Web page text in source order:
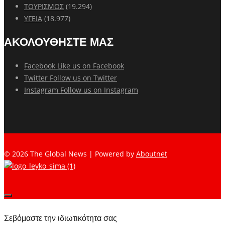
ΤΟΥΡΙΣΜΟΣ (19.294)
ΥΓΕΙΑ (18.977)
ΑΚΟΛΟΥΘΗΣΤΕ ΜΑΣ
Facebook Like us on Facebook
Twitter Follow us on Twitter
Instagram Follow us on Instagram
© 2026 The Global News | Powered by Aboutnet
Σεβόμαστε την ιδιωτικότητα σας